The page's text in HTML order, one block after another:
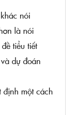
nói
là nói
tiểu tiết
dự đoán
một cách